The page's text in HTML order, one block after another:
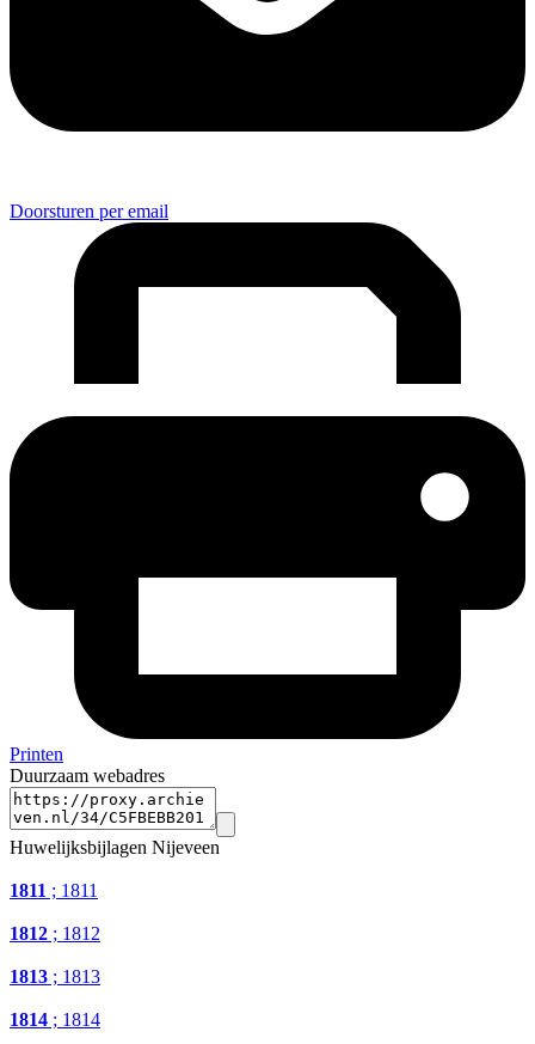
Doorsturen per email
Printen
Duurzaam webadres
Huwelijksbijlagen Nijeveen
1811 ; 1811
1812 ; 1812
1813 ; 1813
1814 ; 1814